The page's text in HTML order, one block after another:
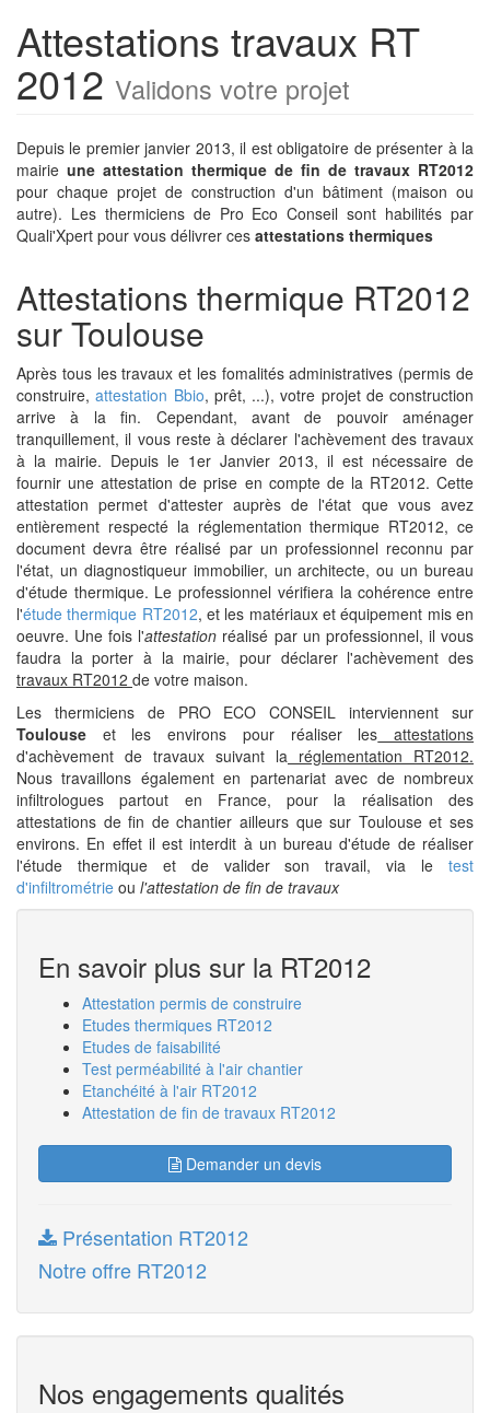
Attestations travaux RT
2012 Validons votre projet
Depuis le premier janvier 2013, il est obligatoire de présenter à la
mairie une attestation thermique de fin de travaux RT2012
pour chaque projet de construction d'un bâtiment (maison ou
autre). Les thermiciens de Pro Eco Conseil sont habilités par
Quali'Xpert pour vous délivrer ces attestations thermiques
Attestations thermique RT2012
sur Toulouse
Après tous les travaux et les fomalités administratives (permis de
construire,attestation Bbio, prêt, ...), votre projet de construction
arrive à la fin. Cependant, avant de pouvoir aménager
tranquillement, il vous reste à déclarer l'achèvement des travaux
à la mairie. Depuis le 1er Janvier 2013, il est nécessaire de
fournir une attestation de prise en compte de la RT2012. Cette
attestation permet d'attester auprès de l'état que vous avez
entièrement respecté la réglementation thermique RT2012, ce
document devra être réalisé par un professionnel reconnu par
l'état, un diagnostiqueur immobilier, un architecte, ou un bureau
d'étude thermique. Le professionnel vérifiera la cohérence entre
l'étude thermique RT2012, et les matériaux et équipement mis en
oeuvre. Une fois l'attestation réalisé par un professionnel, il vous
faudra la porter à la mairie, pour déclarer l'achèvement des
travaux RT2012 de votre maison.
Les thermiciens de PRO ECO CONSEIL interviennent sur
Toulouse et les environs pour réaliser les attestations
d'achèvement de travaux suivant la réglementation RT2012.
Nous travaillons également en partenariat avec de nombreux
infiltrologues partout en France, pour la réalisation des
attestations de fin de chantier ailleurs que sur Toulouse et ses
environs. En effet il est interdit à un bureau d'étude de réaliser
l'étude thermique et de valider son travail, via le test
d'infiltrométrie ou l'attestation de fin de travaux
En savoir plus sur la RT2012
Attestation permis de construire
Etudes thermiques RT2012
Etudes de faisabilité
Test perméabilité à l'air chantier
Etanchéité à l'air RT2012
Attestation de fin de travaux RT2012
Demander un devis
Présentation RT2012
Notre offre RT2012
Nos engagements qualités